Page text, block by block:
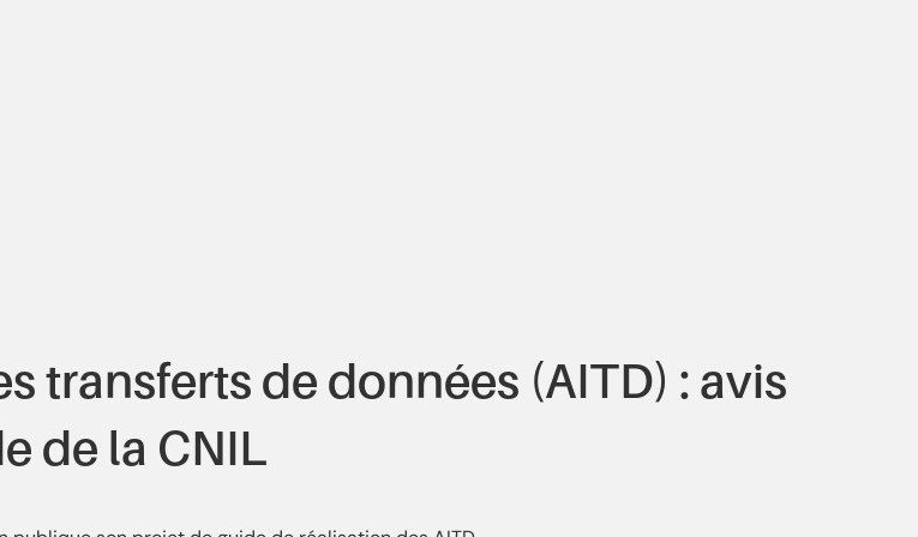
transferts de données (AITD) : avis
de la CNIL